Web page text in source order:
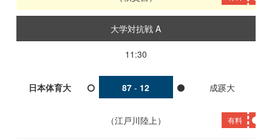
大学対抗戦 A
11:30
日本体育大 87 - 12 成蹊大
江戸川陸上 有料